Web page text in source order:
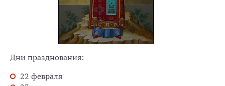
Дни празднования:
22 февраля